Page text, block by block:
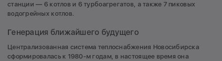
станции — 6 котлов и 6 турбоагрегатов, а также 7 пиковых
водогрейных котлов.
Генерация ближайшего будущего
Централизованная система теплоснабжения Новосибирска
сформировалась к 1980-м годам, в настоящее время она